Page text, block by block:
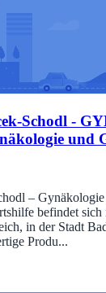
Schodl -
und
–
befindet sich
in der Stadt
Produ...